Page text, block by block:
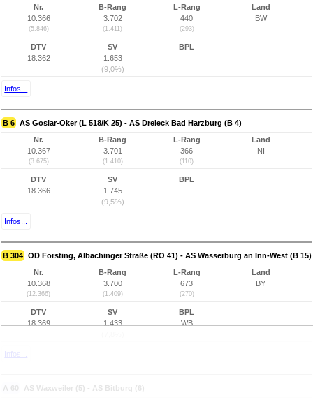
Nr.
10.366
(5.846)
B-Rang
3.702
(1.411)
L-Rang
440
(293)
Land
BW
DTV
18.362
SV
1.653
(9,0%)
BPL
Infos...
B 6 AS Goslar-Oker (L 518/K 25) - AS Dreieck Bad Harzburg (B 4)
Nr.
10.367
(3.675)
B-Rang
3.701
(1.410)
L-Rang
366
(110)
Land
NI
DTV
18.366
SV
1.745
(9,5%)
BPL
Infos...
B 304 OD Forsting, Albachinger Straße (RO 41) - AS Wasserburg an Inn-West (B 15)
Nr.
10.368
(12.366)
B-Rang
3.700
(1.409)
L-Rang
673
(270)
Land
BY
DTV
18.369
SV
1.433
BPL
WB
Infos...
A 60 AS Waxweiler (5) - AS Bitburg (6)